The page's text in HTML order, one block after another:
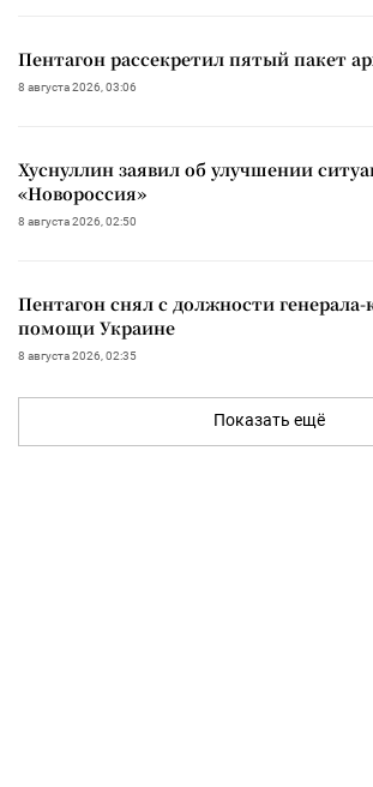
Пентагон рассекретил пятый пакет
8 августа 2026, 03:06
Хуснуллин заявил об улучшении
«Новороссия»
8 августа 2026, 02:50
Пентагон снял с должности генерала-
помощи Украине
8 августа 2026, 02:35
Показать ещё